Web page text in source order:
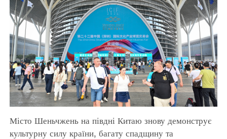
Місто Шеньчжень на півдні Китаю знову демонструє
культурну силу країни, багату спадщину та